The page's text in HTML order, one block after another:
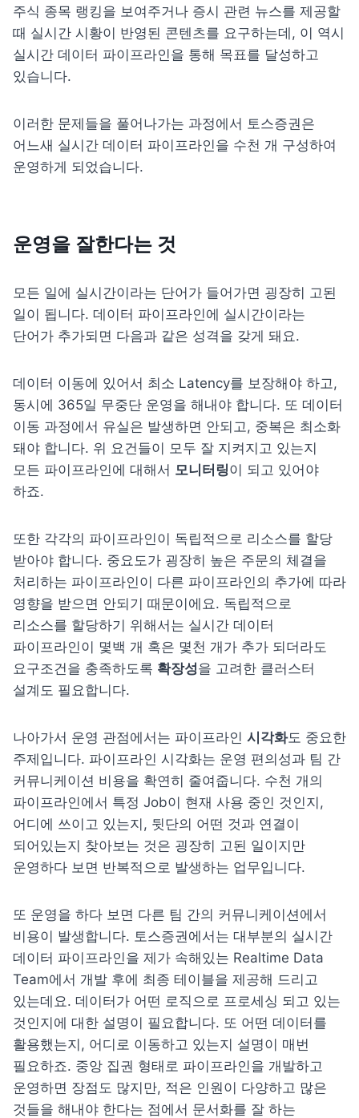
주식 종목 랭킹을 보여주거나 증시 관련 뉴스를 제공할
때 실시간 시황이 반영된 콘텐츠를 요구하는데, 이 역시
실시간 데이터 파이프라인을 통해 목표를 달성하고
있습니다.
이러한 문제들을 풀어나가는 과정에서 토스증권은
어느새 실시간 데이터 파이프라인을 수천 개 구성하여
운영하게 되었습니다.
운영을 잘한다는 것
모든 일에 실시간이라는 단어가 들어가면 굉장히 고된
일이 됩니다. 데이터 파이프라인에 실시간이라는
단어가 추가되면 다음과 같은 성격을 갖게 돼요.
데이터 이동에 있어서 최소 Latency를 보장해야 하고,
동시에 365일 무중단 운영을 해내야 합니다. 또 데이터
이동 과정에서 유실은 발생하면 안되고, 중복은 최소화
돼야 합니다. 위 요건들이 모두 잘 지켜지고 있는지
모든 파이프라인에 대해서 모니터링이 되고 있어야
하죠.
또한 각각의 파이프라인이 독립적으로 리소스를 할당
받아야 합니다. 중요도가 굉장히 높은 주문의 체결을
처리하는 파이프라인이 다른 파이프라인의 추가에 따라
영향을 받으면 안되기 때문이에요. 독립적으로
리소스를 할당하기 위해서는 실시간 데이터
파이프라인이 몇백 개 혹은 몇천 개가 추가 되더라도
요구조건을 충족하도록 확장성을 고려한 클러스터
설계도 필요합니다.
나아가서 운영 관점에서는 파이프라인 시각화도 중요한
주제입니다. 파이프라인 시각화는 운영 편의성과 팀 간
커뮤니케이션 비용을 확연히 줄여줍니다. 수천 개의
파이프라인에서 특정 Job이 현재 사용 중인 것인지,
어디에 쓰이고 있는지, 뒷단의 어떤 것과 연결이
되어있는지 찾아보는 것은 굉장히 고된 일이지만
운영하다 보면 반복적으로 발생하는 업무입니다.
또 운영을 하다 보면 다른 팀 간의 커뮤니케이션에서
비용이 발생합니다. 토스증권에서는 대부분의 실시간
데이터 파이프라인을 제가 속해있는 Realtime Data
Team에서 개발 후에 최종 테이블을 제공해 드리고
있는데요. 데이터가 어떤 로직으로 프로세싱 되고 있는
것인지에 대한 설명이 필요합니다. 또 어떤 데이터를
활용했는지, 어디로 이동하고 있는지 설명이 매번
필요하죠. 중앙 집권 형태로 파이프라인을 개발하고
운영하면 장점도 많지만, 적은 인원이 다양하고 많은
것들을 해내야 한다는 점에서 문서화를 잘 하는